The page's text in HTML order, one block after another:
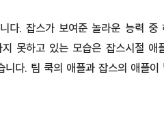
다. 잡스가 보여준 놀라운 능력 중
못하고 있는 모습은 잡스시절 애
다. 팀 쿡의 애플과 잡스의 애플이